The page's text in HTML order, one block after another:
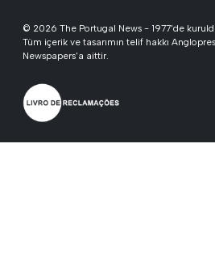
© 2026 The Portugal News - 1977'de
Tüm içerik ve tasarımın telif hakkı
Newspapers'a aittir.